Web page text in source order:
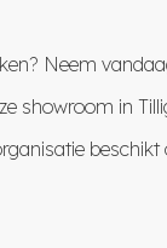
Neem
showroom in